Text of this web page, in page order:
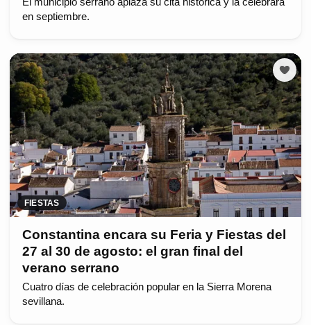
en septiembre.
FIESTAS
Constantina encara su Feria y Fiestas del
27 al 30 de agosto: el gran final del
verano serrano
Cuatro días de celebración popular en la Sierra Morena
sevillana.